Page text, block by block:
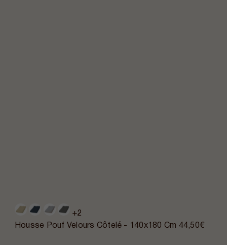
+2
Housse Pouf Velours Côtelé - 140x180 Cm 44,50€